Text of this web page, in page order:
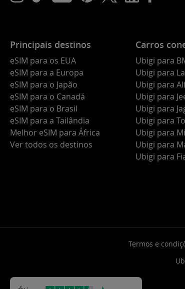
Principais destinos
eSIM para os EUA
eSIM para a Europa
eSIM para o Japão
eSIM para o Canadá
eSIM para o Brasil
eSIM para a Tailândia
Melhor eSIM para África
Ver todos os destinos
Carros
Ubigi para
Ubigi para
Ubigi para
Ubigi para
Ubigi para
Ubigi para
Ubigi para
Ubigi para
Ubigi para
Termos e